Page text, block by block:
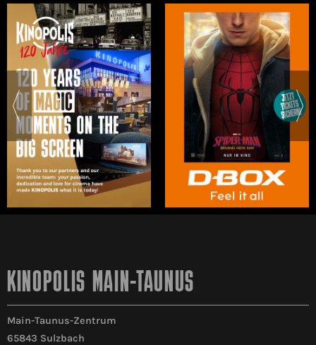
KINOPOLIS MAIN-TAUNUS
Main-Taunus-Zentrum
65843 Sulzbach